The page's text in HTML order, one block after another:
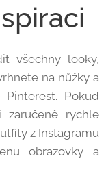
všechny looky,
na nůžky a
Pokud
rychle
z Instagramu
obrazovky a